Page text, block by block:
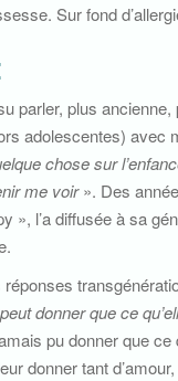
Sur fond
parler, plus
adolescentes)
chose sur
me voir». Des
», l’a diffusée à sa
donner que ce
pu donner que
donner tant